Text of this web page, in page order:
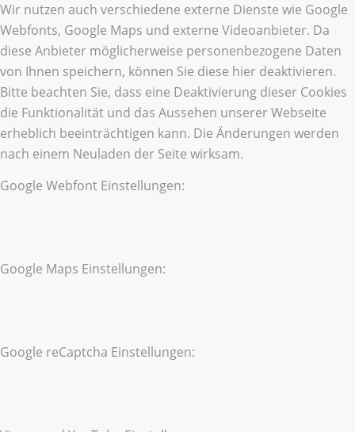
Wir nutzen auch verschiedene externe Dienste wie Google
Webfonts, Google Maps und externe Videoanbieter. Da
diese Anbieter möglicherweise personenbezogene Daten
von Ihnen speichern, können Sie diese hier deaktivieren.
Bitte beachten Sie, dass eine Deaktivierung dieser Cookies
die Funktionalität und das Aussehen unserer Webseite
erheblich beeinträchtigen kann. Die Änderungen werden
nach einem Neuladen der Seite wirksam.
Google Webfont Einstellungen:
Google Maps Einstellungen:
Google reCaptcha Einstellungen: